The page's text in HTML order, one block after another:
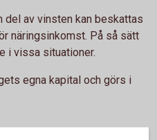
del av vinsten kan beskattas
näringsinkomst. På så sätt
i vissa situationer.
egna kapital och görs i